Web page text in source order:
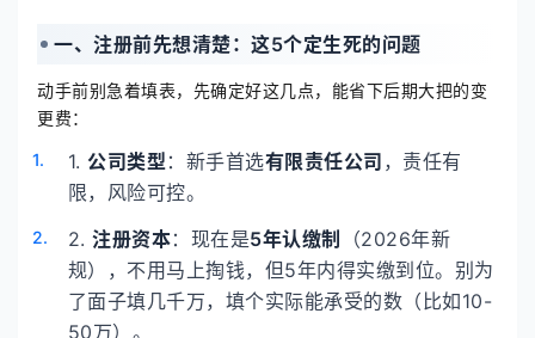
一、注册前先想清楚：这5个定生死的问题
动手前别急着填表，先确定好这几点，能省下后期大把的变
更费：
1. 公司类型：新手首选有限责任公司 ，责任有
限，风险可控。
2.注册资本：现在是5年认缴制 （2026年新
规），不用马上掏钱，但5年内得实缴到位。别为
了面子填几千万，填个实际能承受的数（比如10-
50万）。